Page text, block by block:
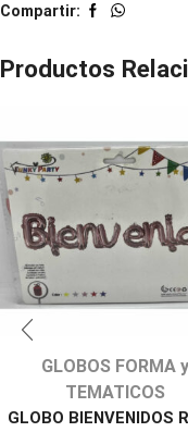
Compartir:
Productos
GLOBOS FORMA y
TEMATICOS
GLOBO BIENVENIDOS